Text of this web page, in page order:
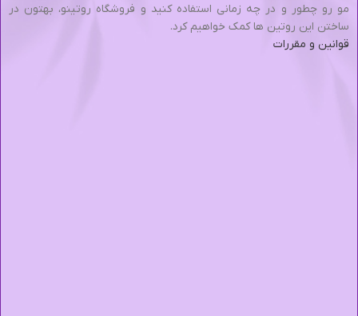
مو رو چطور و در چه زمانی استفاده کنید و فروشگاه روتینو، بهتون در
ساختن این روتین ها کمک خواهیم کرد.
قوانین و مقررات